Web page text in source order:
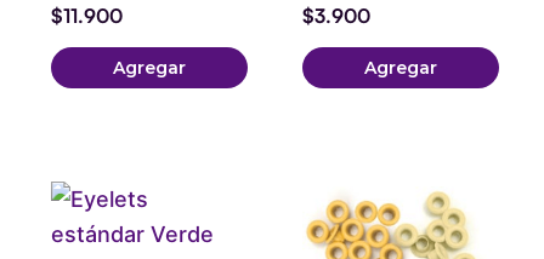
$11.900
Agregar
$3.900
Agregar
estándar
Verde
cantidad
estándar
Amarillo
cantidad